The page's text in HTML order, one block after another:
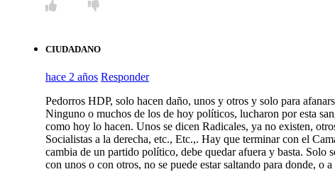
CIUDADANO
hace 2 años Responder
Pedorros HDP, solo hacen daño, unos y otros y solo para
Ninguno o muchos de los de hoy políticos, lucharon por esta
como hoy lo hacen. Unos se dicen Radicales, ya no existen,
Socialistas a la derecha, etc., Etc.,. Hay que terminar con el
cambia de un partido político, debe quedar afuera y basta. Solo
con unos o con otros, no se puede estar saltando para donde,